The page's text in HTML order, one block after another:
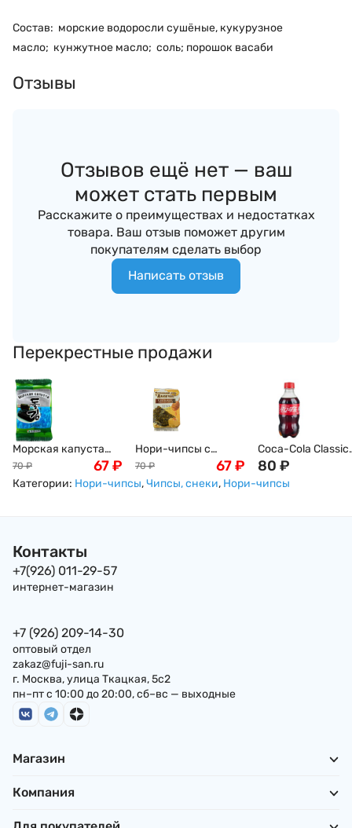
Состав: морские водоросли сушёные, кукурузное
масло; кунжутное масло; соль; порошок васаби
Отзывы
Отзывов ещё нет — ваш
может стать первым
Расскажите о преимуществах и недостатках
товара. Ваш отзыв поможет другим
покупателям сделать выбор
Написать отзыв
Перекрестные продажи
Морская капуста
обжаренная Дол
Гим Seasoned laver,
6,5г Корея
70 ₽ 67₽
Нори-чипсы с
медом обжаренные
в сливочным масле
70 ₽ 67₽
Coca-Cola Classic
газированный
напиток Кока-
80 ₽
Категории: Нори-чипсы,Чипсы, снеки, Нори-чипсы
Контакты
+7(926) 011-29-57
интернет-магазин
+7 (926) 209-14-30
оптовый отдел
zakaz@fuji-san.ru
г. Москва, улица Ткацкая, 5с2
пн–пт с 10:00 до 20:00, сб–вс — выходные
Магазин
Компания